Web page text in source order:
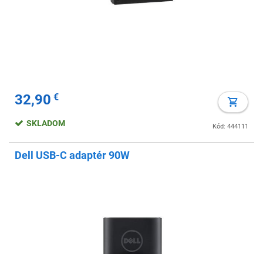
32,90 €
Kód: 444111
SKLADOM
Dell USB-C adaptér 90W